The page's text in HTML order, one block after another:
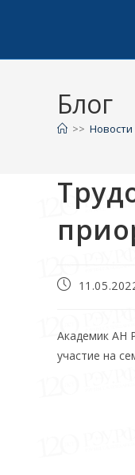
Блог
>> Новости
Академик АН
участие на